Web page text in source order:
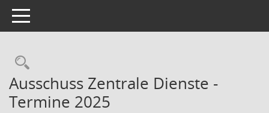
Toggle navigation
Rechercheauswahl
Ausschuss Zentrale Dienste -
Termine 2025